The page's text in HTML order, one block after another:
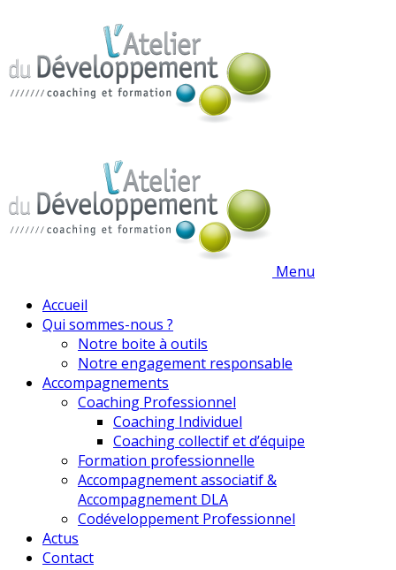
Menu
Accueil
Qui sommes-nous ?
Notre boite à outils
Notre engagement responsable
Accompagnements
Coaching Professionnel
Coaching Individuel
Coaching collectif et d’équipe
Formation professionnelle
Accompagnement associatif &
Accompagnement DLA
Codéveloppement Professionnel
Actus
Contact